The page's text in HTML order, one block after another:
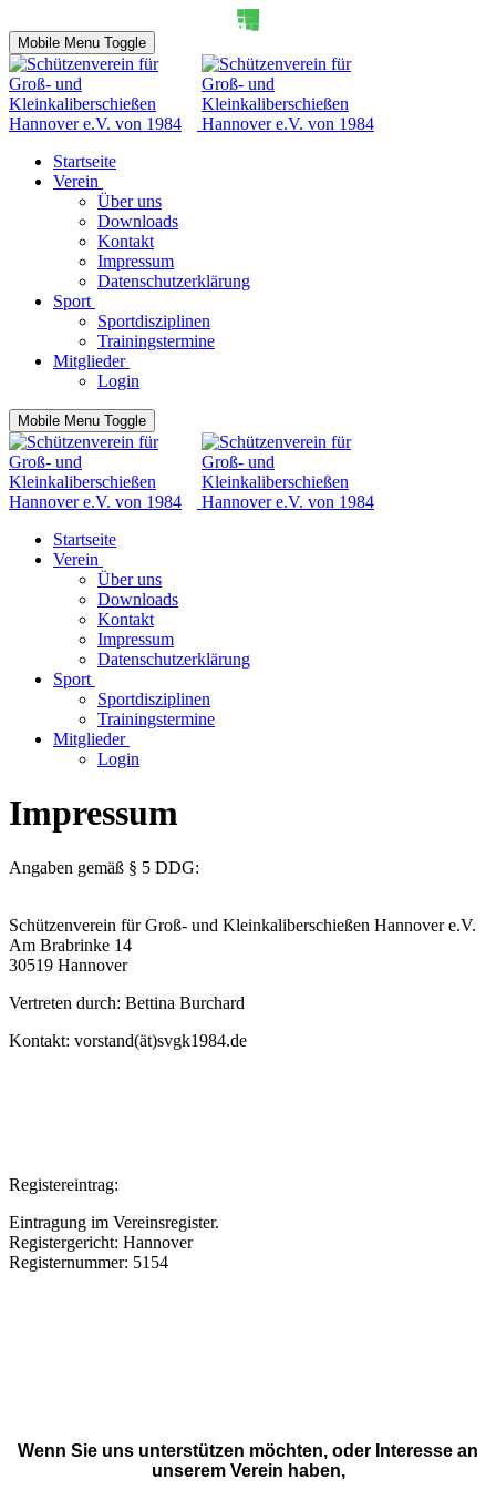
Mobile Menu Toggle
Startseite
Verein
Über uns
Downloads
Kontakt
Impressum
Datenschutzerklärung
Sport
Sportdisziplinen
Trainingstermine
Mitglieder
Login
Mobile Menu Toggle
Startseite
Verein
Über uns
Downloads
Kontakt
Impressum
Datenschutzerklärung
Sport
Sportdisziplinen
Trainingstermine
Mitglieder
Login
Impressum
Angaben gemäß § 5 DDG:
Schützenverein für Groß- und Kleinkaliberschießen Hannover e.V.
Am Brabrinke 14
30519 Hannover
Vertreten durch: Bettina Burchard
Kontakt: vorstand(ät)svgk1984.de
Registereintrag:
Eintragung im Vereinsregister.
Registergericht: Hannover
Registernummer: 5154
Wenn Sie uns unterstützen möchten, oder Interesse an
unserem Verein haben,